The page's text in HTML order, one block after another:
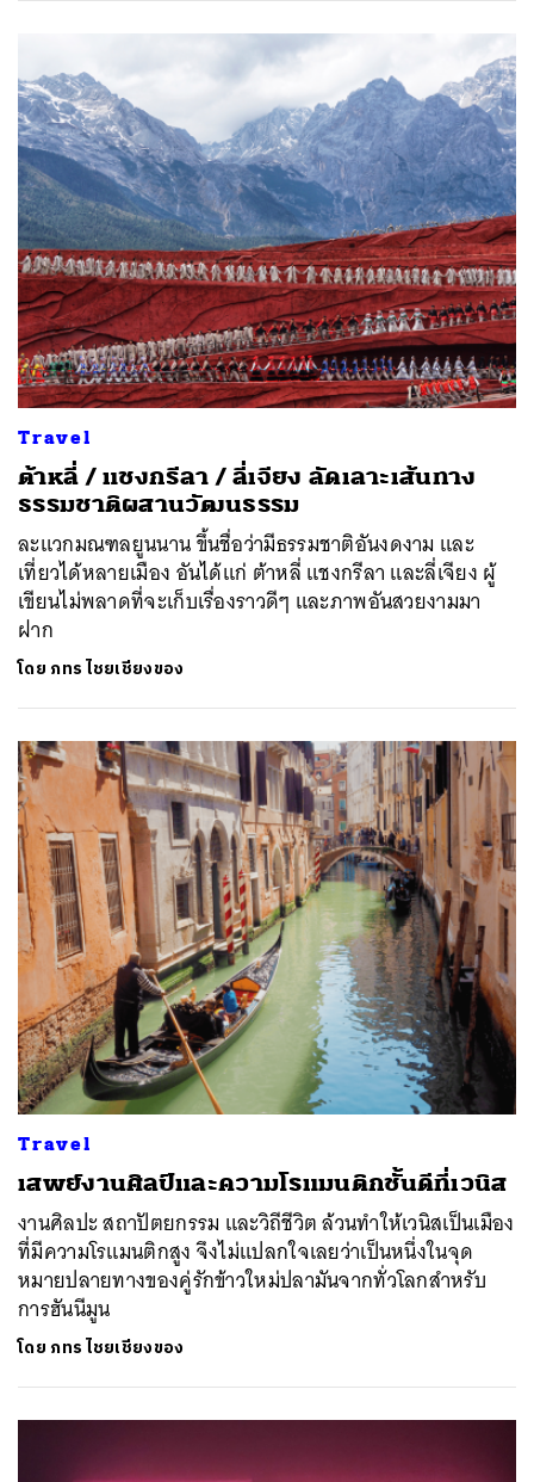
Travel
ต้าหลี่ / แชงกรีลา / ลี่เจียง ลัดเลาะเส้นทาง
ธรรมชาติผสานวัฒนธรรม
ละแวกมณฑลยูนนาน ขึ้นชื่อว่ามีธรรมชาติอันงดงาม และ
เที่ยวได้หลายเมือง อันได้แก่ ต้าหลี่ แชงกรีลา และลี่เจียง ผู้
เขียนไม่พลาดที่จะเก็บเรื่องราวดีๆ และภาพอันสวยงามมา
ฝาก
โดย ภทร ไชยเชียงของ
Travel
เสพย์งานศิลป์และความโรแมนติกชั้นดีที่เวนิส
งานศิลปะ สถาปัตยกรรม และวิถีชีวิต ล้วนทำให้เวนิสเป็นเมือง
ที่มีความโรแมนติกสูง จึงไม่แปลกใจเลยว่าเป็นหนึ่งในจุด
หมายปลายทางของคู่รักข้าวใหม่ปลามันจากทั่วโลกสำหรับ
การฮันนีมูน
โดย ภทร ไชยเชียงของ
ค้นหา
SHARE TWEET LINE EMAIL